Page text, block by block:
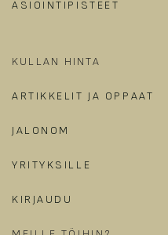
ASIOINTIPISTEET
KULLAN HINTA
ARTIKKELIT JA OPPAAT
JALONOM
YRITYKSILLE
KIRJAUDU